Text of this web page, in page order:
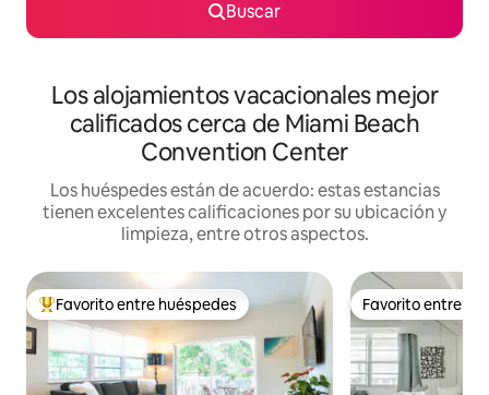
Buscar
Los alojamientos vacacionales mejor
calificados cerca de Miami Beach
Convention Center
Los huéspedes están de acuerdo: estas estancias
tienen excelentes calificaciones por su ubicación y
limpieza, entre otros aspectos.
De los mejores en Favorito entre huéspedes
Favorito entre huéspedes Favorito entre
Favorito entre